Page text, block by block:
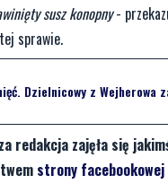
susz konopny-
sprawie.
Dzielnicowy z Wejherowa
redakcja zajęła się
strony facebookowej